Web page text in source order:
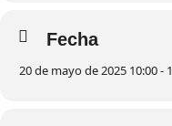
Fecha
20 de mayo de 2025 10:00 -